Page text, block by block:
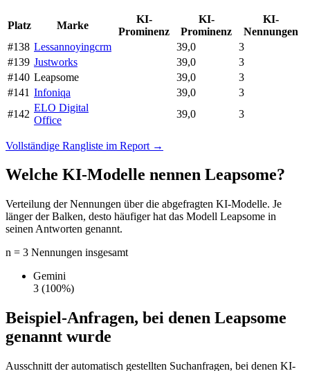
Platz Marke
KI-
Prominenz
KI-
Prominenz
KI-
Nennungen
#138 Lessannoyingcrm 39,0
3
#139 Justworks 39,0
3
#140 Leapsome 39,0
3
#141 Infoniqa 39,0
3
#142
ELO Digital
Office
39,0 3
Vollständige Rangliste im Report →
Welche KI-Modelle nennen Leapsome?
Verteilung der Nennungen über die abgefragten KI-Modelle. Je
länger der Balken, desto häufiger hat das Modell Leapsome in
seinen Antworten genannt.
n = 3 Nennungen insgesamt
Gemini
3 (100%)
Beispiel-Anfragen, bei denen Leapsome
genannt wurde
Ausschnitt der automatisch gestellten Suchanfragen, bei denen KI-